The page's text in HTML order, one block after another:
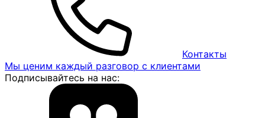
Контакты
Мы ценим каждый разговор с клиентами
Подписывайтесь на нас: